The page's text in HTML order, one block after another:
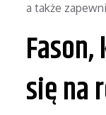
a także
się na